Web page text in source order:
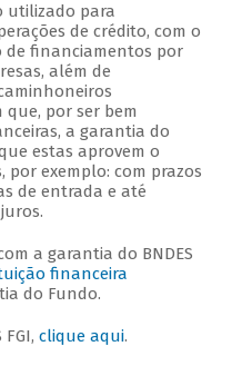
utilizado para
de crédito, com o
de financiamentos por
além de
por ser bem
a garantia do
estas aprovem o
por exemplo: com prazos
de entrada e até
a garantia do BNDES
financeira
do Fundo.
clique aqui.